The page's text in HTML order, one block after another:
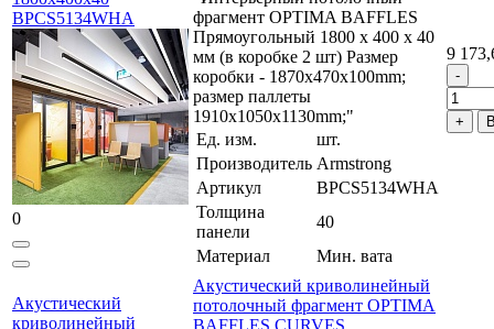
BPCS5134WHA
0
фрагмент OPTIMA BAFFLES
Прямоугольный 1800 x 400 x 40
мм (в коробке 2 шт) Размер
коробки - 1870x470x100mm;
размер паллеты
1910х1050х1130mm;"
Ед. изм.
шт.
Производитель Armstrong
Артикул
BPCS5134WHA
Толщина
панели
40
Материал
Мин. вата
9
Акустический
криволинейный
Акустический криволинейный
потолочный фрагмент OPTIMA